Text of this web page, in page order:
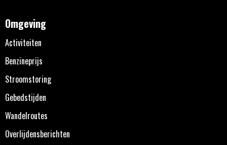
Omgeving
Activiteiten
Benzineprijs
Stroomstoring
Gebedstijden
Wandelroutes
Overlijdensberichten